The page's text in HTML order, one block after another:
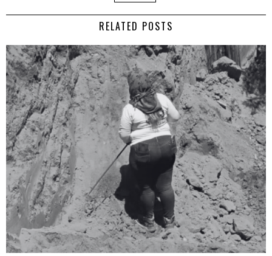
RELATED POSTS